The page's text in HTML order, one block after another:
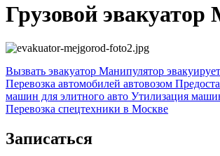
Грузовой
Вызвать эвакуатор Манипулятор
Перевозка автомобилей автовозом
машин для элитного авто Утилизация
Перевозка спецтехники в Москве
Записаться